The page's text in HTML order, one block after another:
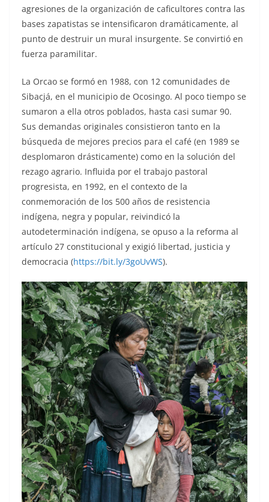
agresiones de la organización de caficultores contra las
bases zapatistas se intensificaron dramáticamente, al
punto de destruir un mural insurgente. Se convirtió en
fuerza paramilitar.
La Orcao se formó en 1988, con 12 comunidades de
Sibacjá, en el municipio de Ocosingo. Al poco tiempo se
sumaron a ella otros poblados, hasta casi sumar 90.
Sus demandas originales consistieron tanto en la
búsqueda de mejores precios para el café (en 1989 se
desplomaron drásticamente) como en la solución del
rezago agrario. Influida por el trabajo pastoral
progresista, en 1992, en el contexto de la
conmemoración de los 500 años de resistencia
indígena, negra y popular, reivindicó la
autodeterminación indígena, se opuso a la reforma al
artículo 27 constitucional y exigió libertad, justicia y
democracia (https://bit.ly/3goUvWS).